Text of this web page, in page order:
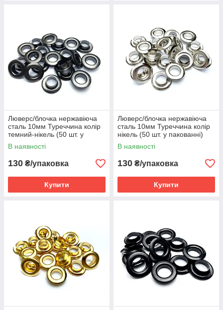
Люверс/блочка нержавіюча
сталь 10мм Туреччина колір
темний-нікель (50 шт. у
пакованні)
В наявності
130 ₴/упаковка
Купити
Люверс/блочка нержавіюча
сталь 10мм Туреччина колір
нікель (50 шт. у пакованні)
В наявності
130 ₴/упаковка
Купити